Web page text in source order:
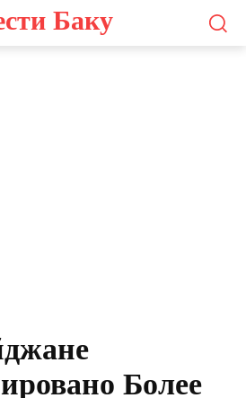
Баку
Более